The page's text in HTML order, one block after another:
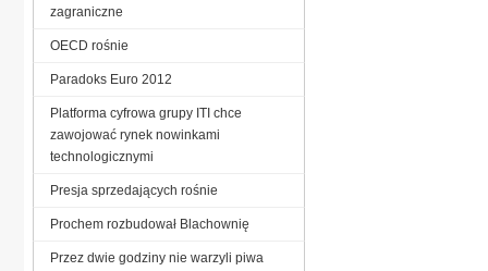
zagraniczne
OECD rośnie
Paradoks Euro 2012
Platforma cyfrowa grupy ITI chce
zawojować rynek nowinkami
technologicznymi
Presja sprzedających rośnie
Prochem rozbudował Blachownię
Przez dwie godziny nie warzyli piwa